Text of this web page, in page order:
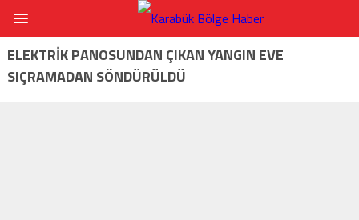
ELEKTRİK PANOSUNDAN ÇIKAN YANGIN EVE
SIÇRAMADAN SÖNDÜRÜLDÜ